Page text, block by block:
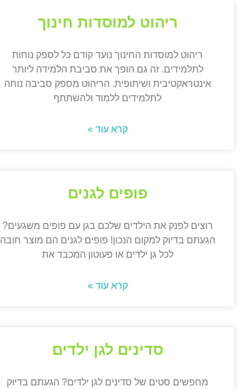
ריהוט למוסדות חינוך
ריהוט למוסדות החינוך נועד קודם כל לספק נוחות
לתלמידים. זה גם הופך את סביבת הלמידה ליותר
אינטראקטיבית ושיתופית. הריהוט מספק סביבה נוחה
לתלמידים ללמוד ולהשתתף
קרא עוד »
פופים לגנים
רוצים לפנק את הילדים שלכם בגן עם פופים משגעים?
הגעתם בדיוק למקום הנכון! פופים לגנים הם מוצר חובה
לכל גן ילדים או פעוטון המכבד את
קרא עוד »
סדינים לגן ילדים
מחפשים סטים של סדינים לגן ילדים? הגעתם בדיוק